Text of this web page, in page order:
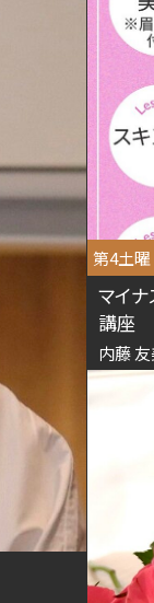
第4土曜
マイ
講座
内藤